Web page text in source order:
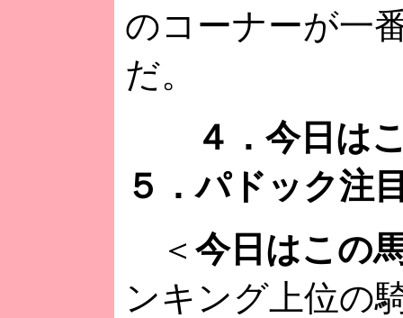
のコーナーが一
だ。
４．今日
５．パドック注
＜ 今日はこの
ンキング上位の